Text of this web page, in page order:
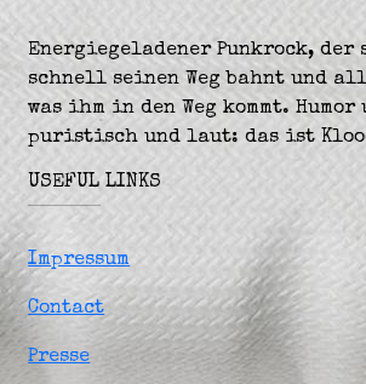
Energiegeladener Punkrock,
schnell seinen Weg bahnt und
was ihm in den Weg kommt.
puristisch und laut: das ist
USEFUL LINKS
Impressum
Contact
Presse